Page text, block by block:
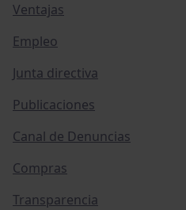
Ventajas
Empleo
Junta directiva
Publicaciones
Canal de Denuncias
Compras
Transparencia